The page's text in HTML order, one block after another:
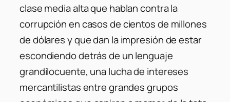
clase media alta que hablan contra la
corrupción en casos de cientos de millones
de dólares y que dan la impresión de estar
escondiendo detrás de un lenguaje
grandilocuente, una lucha de intereses
mercantilistas entre grandes grupos